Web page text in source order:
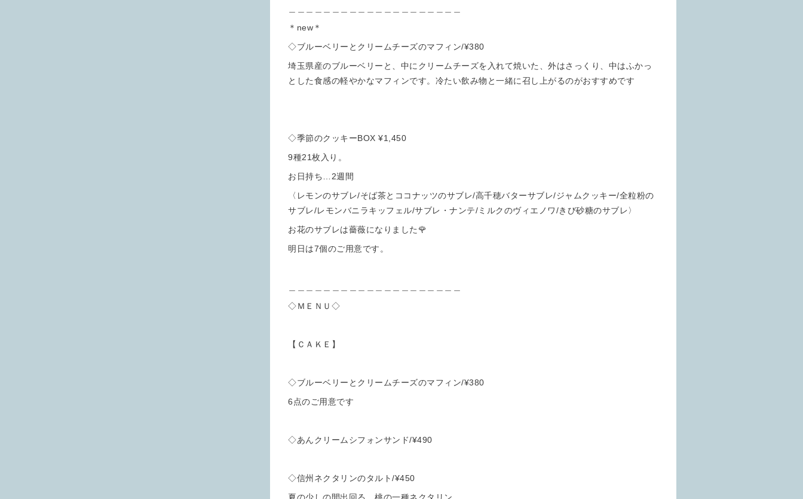
＊new＊
◇ブルーベリーとクリームチーズのマフィン/¥380
埼玉県産のブルーベリーと、中にクリームチーズを入れて焼いた、外はさっくり、中はふかっ
とした食感の軽やかなマフィンです。冷たい飲み物と一緒に召し上がるのがおすすめです
◇季節のクッキーBOX ¥1,450
9種21枚入り。
お日持ち…2週間
〈レモンのサブレ/そば茶とココナッツのサブレ/高千穂バターサブレ/ジャムクッキー/全粒粉の
サブレ/レモンバニラキッフェル/サブレ・ナンテ/ミルクのヴィエノワ/きび砂糖のサブレ〉
お花のサブレは薔薇になりました🌹
明日は7個のご用意です。
◇ＭＥＮＵ◇
【ＣＡＫＥ】
◇ブルーベリーとクリームチーズのマフィン/¥380
6点のご用意です
◇あんクリームシフォンサンド/¥490
◇信州ネクタリンのタルト/¥450